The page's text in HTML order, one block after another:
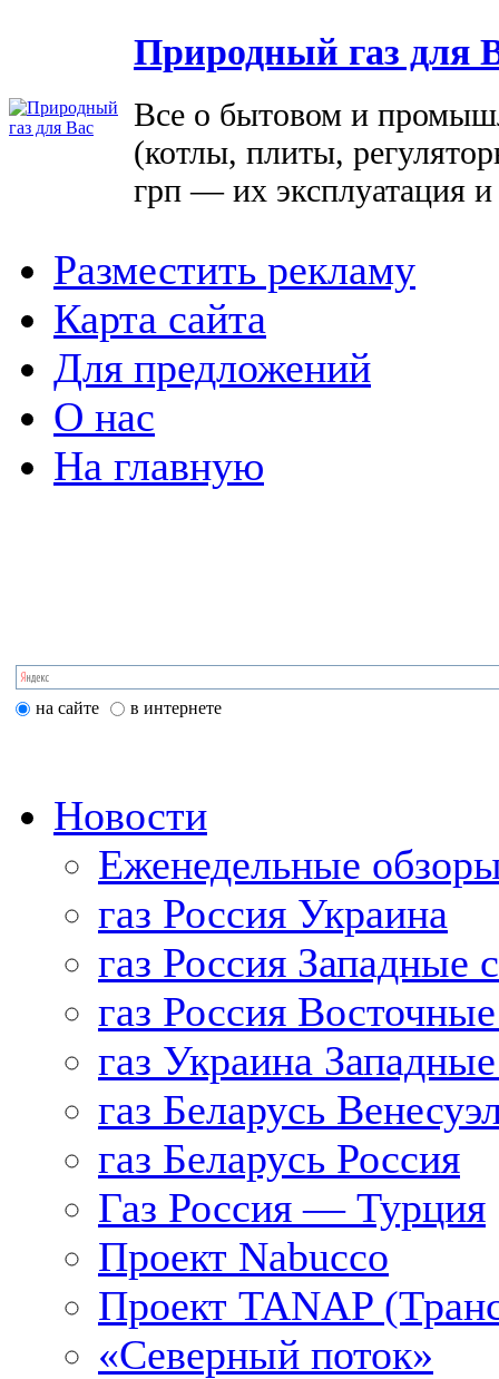
Природный газ для
Все о бытовом и
(котлы, плиты,
грп — их эксплуатация
Разместить рекламу
Карта сайта
Для предложений
О нас
На главную
на сайте в интернете
Новости
Еженедельные
газ Россия Украина
газ Россия Западные
газ Россия
газ Украина
газ Беларусь
газ Беларусь Россия
Газ Россия — Турция
Проект Nabucco
Проект TANAP
«Северный поток»